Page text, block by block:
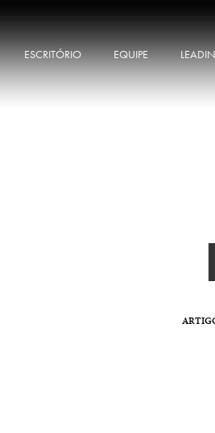
ESCRITÓRIO EQUIPE